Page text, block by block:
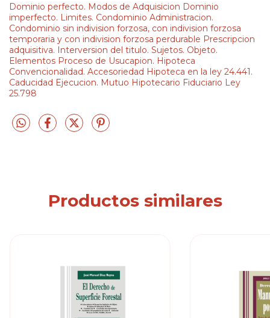
Dominio perfecto. Modos de Adquisicion Dominio
imperfecto. Limites. Condominio Administracion.
Condominio sin indivision forzosa, con indivision forzosa
temporaria y con indivision forzosa perdurable Prescripcion
adquisitiva. Interversion del titulo. Sujetos. Objeto.
Elementos Proceso de Usucapion. Hipoteca
Convencionalidad. Accesoriedad Hipoteca en la ley 24.441.
Caducidad Ejecucion. Mutuo Hipotecario Fiduciario Ley
25.798
Productos similares